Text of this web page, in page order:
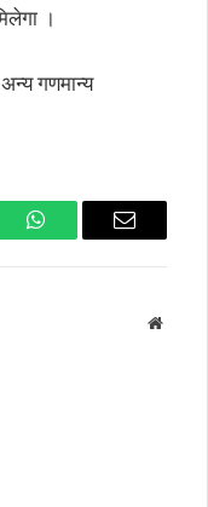
।
गणमान्य
WhatsAppEmail
Website